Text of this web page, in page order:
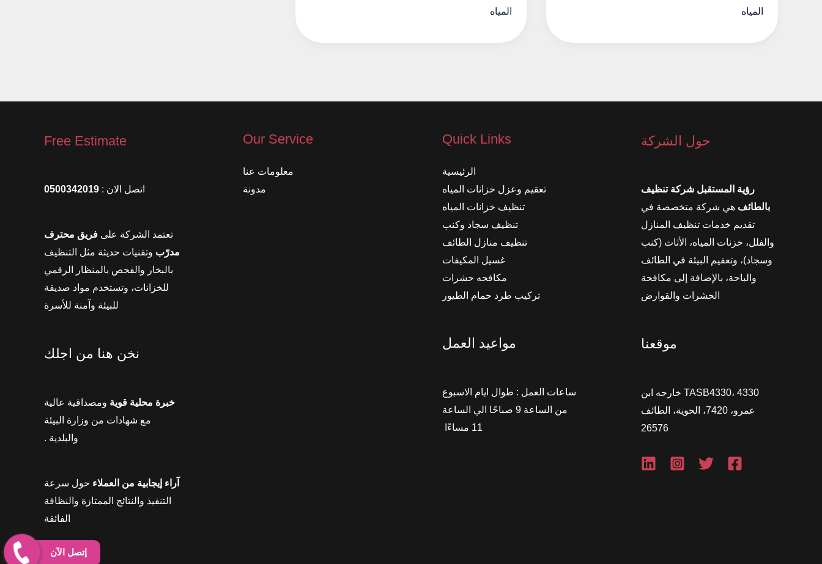
المياه
المياه
حول الشركة
رؤية المستقبل شركة تنظيف
بالطائفهي شركة متخصصة في
تقديم خدمات تنظيف المنازل
والفلل، خزنات المياه، الأثاث (كنب
وسجاد)، وتعقيم البيئة في الطائف
والباحة، بالإضافة إلى مكافحة
الحشرات والقوارض
موقعنا
TASB4330، 4330 خارجه ابن
عمرو، 7420، الحوية، الطائف
26576
Quick Links
الرئيسية
تعقيم وعزل خزانات المياه
تنظيف خزانات المياه
تنظيف سجاد وكنب
تنظيف منازل الطائف
غسيل المكيفات
مكافحه حشرات
تركيب طرد حمام الطيور
مواعيد العمل
ساعات العمل : طوال ايام الاسبوع
من الساعة 9 صباحًا الي الساعة
11 مساءًا
Our Service
معلومات عنا
مدونة
Free Estimate
اتصل الان : 0500342019
تعتمد الشركة على فريق محترف
مدرّب وتقنيات حديثة مثل التنظيف
بالبخار والفحص بالمنظار الرقمي
للخزانات، وتستخدم مواد صديقة
للبيئة وآمنة للأسرة
نخن هنا من اجلك
خبرة محلية قوية ومصداقية عالية
مع شهادات من وزارة البيئة
والبلدية .
آراء إيجابية من العملاء حول سرعة
التنفيذ والنتائج الممتازة والنظافة
الفائقة
إتصل الآن